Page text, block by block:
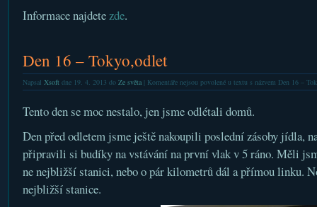
Informace najdetezde.
Den 16 – Tokyo,odlet
Napsal Xsoftdne 19. 4. 2013 do Ze světa| Komentáře nejsou povolenéu textu s názvem Den 16 –
Tento den se moc nestalo, jen jsme odlétali domů.
Den před odletem jsme ještě nakoupili poslední zásoby jídla,
připravili si budíky na vstávání na první vlak v 5 ráno. Měli
ne nejbližší stanici, nebo o pár kilometrů dál a přímou linku.
nejbližší stanice.